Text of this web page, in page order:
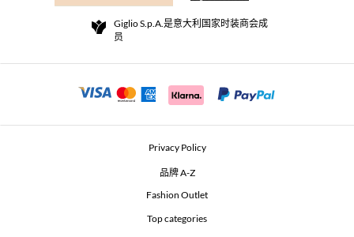
Community Store
Beauty Seekers VIP Club
退货与退款
For a safe shopping experience
Security Communication
Giglio S.p.A.是意大利国家时装商会成
员
Privacy Policy
品牌 A-Z
Fashion Outlet
Top categories